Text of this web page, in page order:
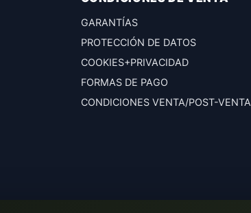
GARANTÍAS
PROTECCIÓN DE DATOS
COOKIES+PRIVACIDAD
FORMAS DE PAGO
CONDICIONES VENTA/POST-VENTA